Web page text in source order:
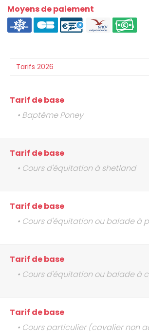
Moyens de paiement
Tarif de base
• Baptême Poney
Tarif de base
• Cours d'équitation à shetland
Tarif de base
• Cours d'équitation ou balade à
Tarif de base
• Cours d'équitation ou balade à
Tarif de base
• Cours particulier (cavalier non